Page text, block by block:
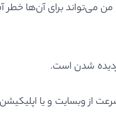
می‌تواند برای آن‌ها خطر
شدن است.
از وبسایت و یا